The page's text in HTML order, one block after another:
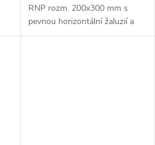
RNP rozm. 200x300 mm s
pevnou horizontální žaluzií a
posuvnou vertikální žaluzií...